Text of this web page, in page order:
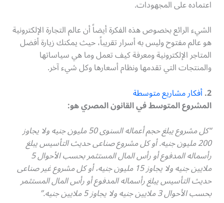
اعتماده على المجهودات.
الشيء الرائع بخصوص هذه الفكرة أيضاً أن عالم التجارة الإلكترونية
هو عالم مفتوح وليس به أسرار تقريباً، حيث يمكنك زيارة أفضل
المتاجر الإلكترونية ومعرفة كيف تعمل وما هي سياساتها
والمنتجات التي تقدمها ونظام أسعارها وكل شيء آخر.
2. أفكار مشاريع متوسطة
المشروع المتوسط في القانون المصري هو:
“كل مشروع يبلغ حجم أعماله السنوى 50 مليون ‏جنيه ولا يجاوز
200 مليون جنيه. أو كل مشروع صناعى حديث التأسيس ‏يبلغ
رأسماله المدفوع أو رأس المال المستثمر بحسب الأحوال 5
ملايين ‏جنيه ولا يجاوز 15 مليون جنيه، أو كل مشروع غير صناعى
حديث التأسيس ‏يبلغ رأسماله المدفوع أو رأس المال المستثمر
بحسب الأحوال 3 ملايين ‏جنيه ولا يجاوز 5 ملايين جنيه.‏”